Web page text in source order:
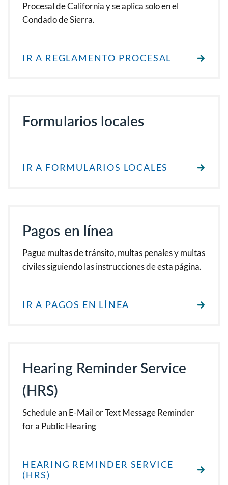
Procesal de California y se aplica solo en el
Condado de Sierra.
IR A REGLAMENTO PROCESAL
Formularios locales
IR A FORMULARIOS LOCALES
Pagos en línea
Pague multas de tránsito, multas penales y multas
civiles siguiendo las instrucciones de esta página.
IR A PAGOS EN LÍNEA
Hearing Reminder Service
(HRS)
Schedule an E-Mail or Text Message Reminder
for a Public Hearing
HEARING REMINDER SERVICE
(HRS)